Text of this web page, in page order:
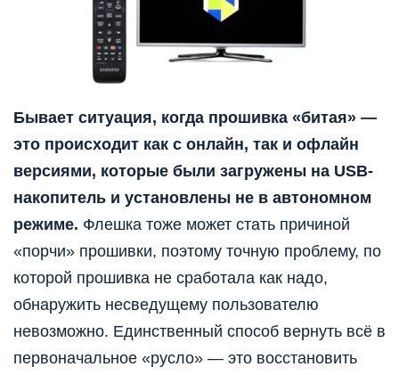
Бывает ситуация, когда прошивка «битая» —
это происходит как с онлайн, так и офлайн
версиями, которые были загружены на USB-
накопитель и установлены не в автономном
режиме. Флешка тоже может стать причиной
«порчи» прошивки, поэтому точную проблему, по
которой прошивка не сработала как надо,
обнаружить несведущему пользователю
невозможно. Единственный способ вернуть всё в
первоначальное «русло» — это восстановить